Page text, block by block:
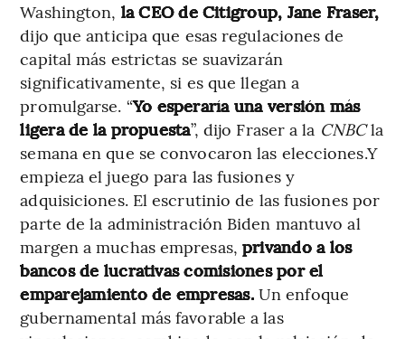
Washington, la CEO de Citigroup, Jane Fraser,
dijo que anticipa que esas regulaciones de
capital más estrictas se suavizarán
significativamente, si es que llegan a
promulgarse. “Yo esperaría una versión más
ligera de la propuesta”, dijo Fraser a la CNBCla
semana en que se convocaron las elecciones.Y
empieza el juego para las fusiones y
adquisiciones. El escrutinio de las fusiones por
parte de la administración Biden mantuvo al
margen a muchas empresas, privando a los
bancos de lucrativas comisiones por el
emparejamiento de empresas.Un enfoque
gubernamental más favorable a las